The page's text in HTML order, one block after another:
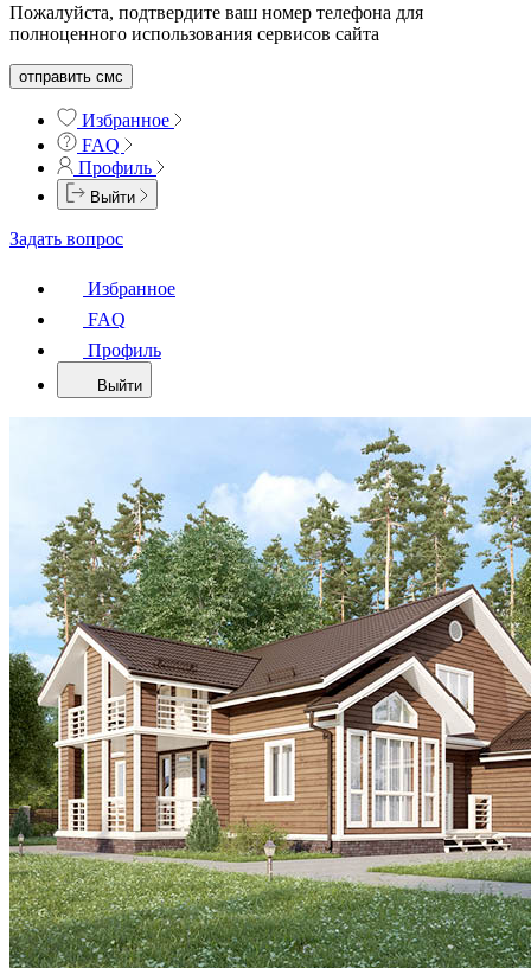
Пожалуйста, подтвердите ваш номер телефона для
полноценного использования сервисов сайта
отправить смс
Избранное
FAQ
Профиль
Выйти
Задать вопрос
Избранное
FAQ
Профиль
Выйти